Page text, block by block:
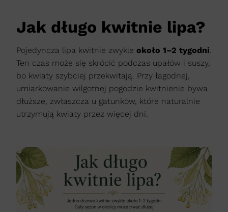
Jak długo kwitnie lipa?
Pojedyncza lipa kwitnie zwykle około 1–2 tygodni.
Ten czas może się skrócić podczas upałów i suszy,
bo kwiaty szybciej przekwitają. Przy łagodnej,
umiarkowanie wilgotnej pogodzie kwitnienie bywa
dłuższe, zwłaszcza u gatunków, które naturalnie
utrzymują kwiaty przez więcej dni.